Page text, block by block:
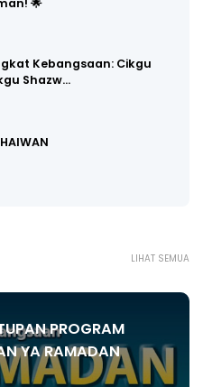
🌟
Kebangsaan: Cikgu
Shazw…
LIHAT SEMUA
PROGRAM
YA RAMADAN